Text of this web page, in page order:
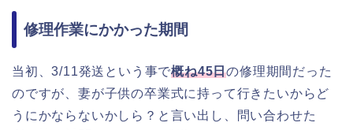
修理作業にかかった期間
当初、3/11発送という事で概ね45日の修理期間だった
のですが、妻が子供の卒業式に持って行きたいからど
うにかならないかしら？と言い出し、問い合わせた